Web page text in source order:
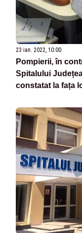
23 ian. 2022, 10:00
Pompierii, în
Spitalului
constatat la fața